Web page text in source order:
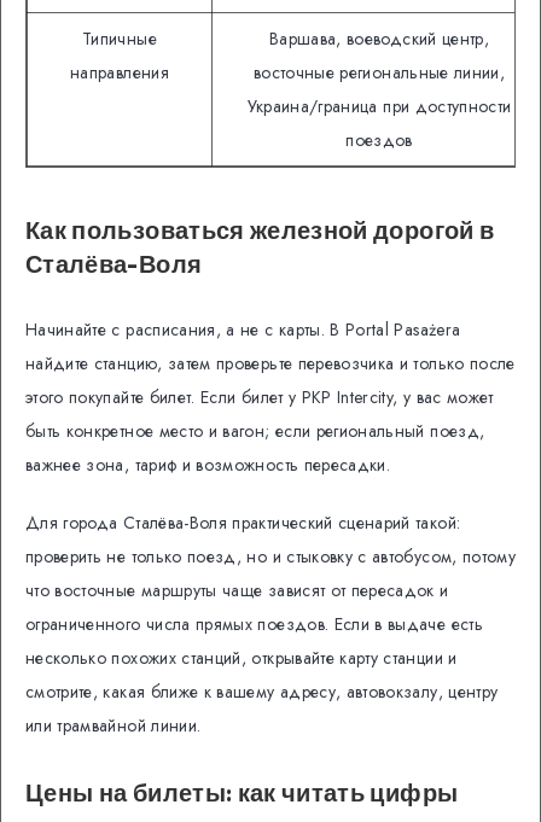
Типичные
направления
Варшава, воеводский центр,
восточные региональные линии,
Украина/граница при доступности
поездов
Как пользоваться железной дорогой в
Сталёва-Воля
Начинайте с расписания, а не с карты. В Portal Pasażera
найдите станцию, затем проверьте перевозчика и только после
этого покупайте билет. Если билет у PKP Intercity, у вас может
быть конкретное место и вагон; если региональный поезд,
важнее зона, тариф и возможность пересадки.
Для города Сталёва-Воля практический сценарий такой:
проверить не только поезд, но и стыковку с автобусом, потому
что восточные маршруты чаще зависят от пересадок и
ограниченного числа прямых поездов. Если в выдаче есть
несколько похожих станций, открывайте карту станции и
смотрите, какая ближе к вашему адресу, автовокзалу, центру
или трамвайной линии.
Цены на билеты: как читать цифры